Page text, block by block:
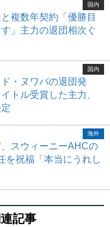
複数年契約「優勝目
」主力の退団相次ぐ
国内
・ヌワバの退団発
トル受賞した主力、
国内
スウィーニーAHCの
を祝福「本当にうれし
海外
記事